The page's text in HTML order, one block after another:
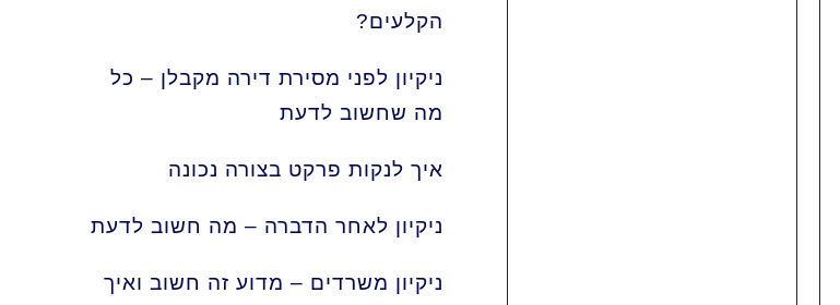
הקלעים?
ניקיון לפני מסירת דירה מקבלן – כל
מה שחשוב לדעת
איך לנקות פרקט בצורה נכונה
ניקיון לאחר הדברה – מה חשוב לדעת
ניקיון משרדים – מדוע זה חשוב ואיך